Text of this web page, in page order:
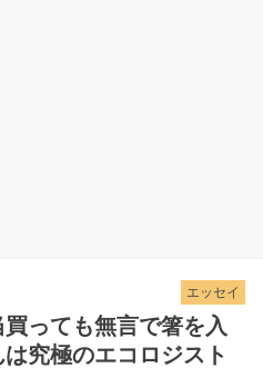
エッセイ
っても無言で箸を入
究極のエコロジスト